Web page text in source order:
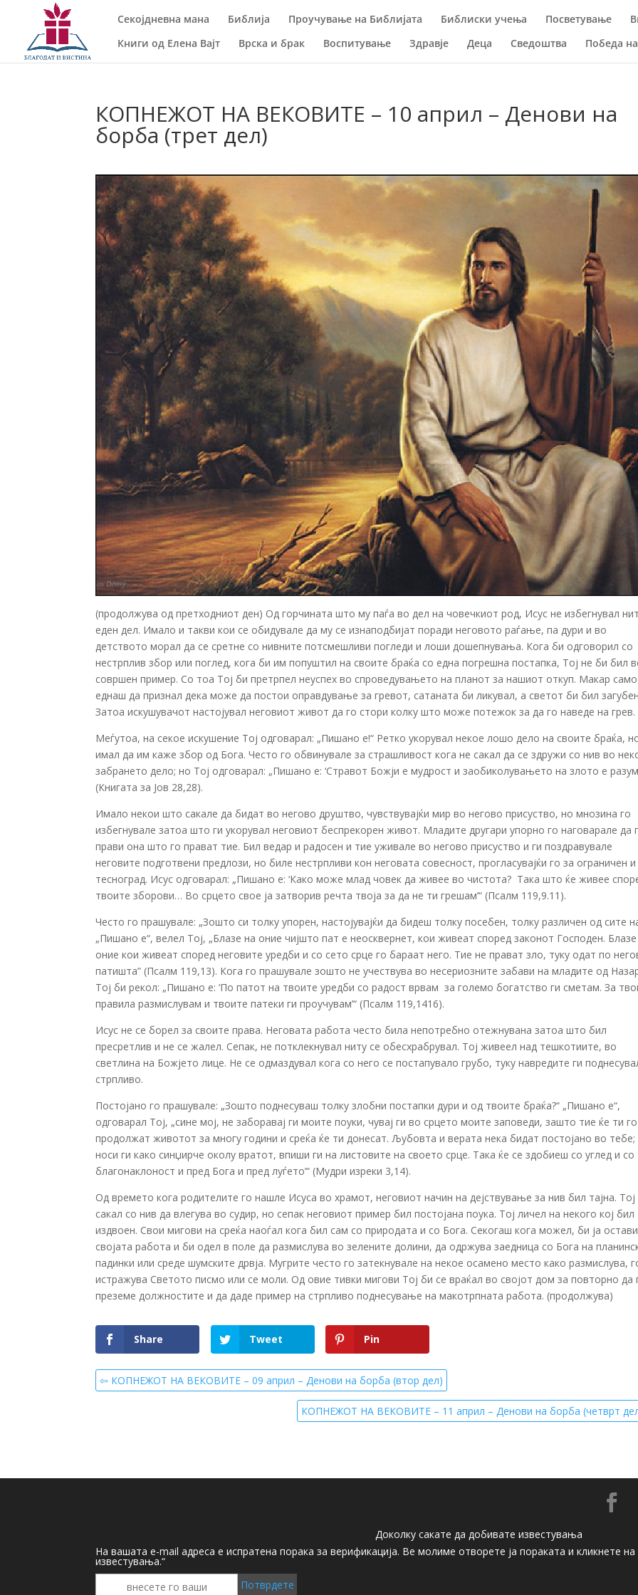
Секојдневна мана Библија Проучување на Библијата Библиски учења Посветување
Книги од Елена Вајт
Врска и брак Воспитување Здравје Деца Сведоштва Победа
КОПНЕЖОТ НА ВЕКОВИТЕ – 10 април – Денови на
борба (трет дел)
(продолжува од претходниот ден) Од горчината што му паѓа во дел на човечкиот род, Исус не избегнувал
еден дел. Имало и такви кои се обидувале да му се изнаподбијат поради неговото раѓање, па дури и во
детството морал да се сретне со нивните потсмешливи погледи и лоши дошепнувања. Кога би одговорил со
нестрплив збор или поглед, кога би им попуштил на своите браќа со една погрешна постапка, Тој не би бил
совршен пример. Со тоа Тој би претрпел неуспех во спроведувањето на планот за нашиот откуп. Макар само
еднаш да признал дека може да постои оправдување за гревот, сатаната би ликувал, а светот би бил
Затоа искушувачот настојувал неговиот живот да го стори колку што може потежок за да го наведе на грев.
Меѓутоа, на секое искушение Тој одговарал: „Пишано е!“ Ретко укорувал некое лошо дело на своите браќа,
имал да им каже збор од Бога. Често го обвинувале за страшливост кога не сакал да се здружи со нив во
забрането дело; но Тој одговарал: „Пишано е: ‘Стравот Божји е мудрост и заобиколувањето на злото е
(Книгата за Јов 28,28).
Имало некои што сакале да бидат во негово друштво, чувствувајќи мир во негово присуство, но мнозина го
избегнувале затоа што ги укорувал неговиот беспрекорен живот. Младите другари упорно го наговарале да
прави она што го прават тие. Бил ведар и радосен и тие уживале во негово присуство и ги поздравувале
неговите подготвени предлози, но биле нестрпливи кон неговата совесност, прогласувајќи го за ограничен и
тесноград. Исус одговарал: „Пишано е: ‘Како може млад човек да живее во чистота? ­ Така што ќе живее
твоите зборови… Во срцето свое ја затворив речта твоја за да не ти грешам’“ (Псалм 119,9.11).
Често го прашувале: „Зошто си толку упорен, настојувајќи да бидеш толку посебен, толку различен од сите
„Пишано е“, велел Тој, „Блазе на оние чијшто пат е неосквернет, кои живеат според законот Господен.
оние кои живеат според неговите уредби и со сето срце го бараат него. Тие не прават зло, туку одат по
патишта” (Псалм 119,1­3). Кога го прашувале зошто не учествува во несериозните забави на младите од
Тој би рекол: „Пишано е: ‘По патот на твоите уредби со радост врвам ­ за големо богатство ги сметам. За
правила размислувам и твоите патеки ги проучувам’“ (Псалм 119,14­16).
Исус не се борел за своите права. Неговата работа често била непотребно отежнувана затоа што бил
пресретлив и не се жалел. Сепак, не потклекнувал ниту се обесхрабрувал. Тој живеел над тешкотиите, во
светлина на Божјето лице. Не се одмаздувал кога со него се постапувало грубо, туку навредите ги
стрпливо.
Постојано го прашувале: „Зошто поднесуваш толку злобни постапки дури и од твоите браќа?“ „Пишано е“,
одговарал Тој, „сине мој, не заборавај ги моите поуки, чувај ги во срцето моите заповеди, зашто тие ќе ти го
продолжат животот за многу години и среќа ќе ти донесат. Љубовта и верата нека бидат постојано во тебе;
носи ги како синџирче околу вратот, впиши ги на листовите на своето срце. Така ќе се здобиеш со углед и со
благонаклоност и пред Бога и пред луѓето’“ (Мудри изреки 3,1­4).
Од времето кога родителите го нашле Исуса во храмот, неговиот начин на дејствување за нив бил тајна. Тој
сакал со нив да влегува во судир, но сепак неговиот пример бил постојана поука. Тој личел на некого кој бил
издвоен. Свои мигови на среќа наоѓал кога бил сам со природата и со Бога. Секогаш кога можел, би ја
својата работа и би одел в поле да размислува во зелените долини, да одржува заедница со Бога на
падинки или среде шумските дрвја. Мугрите често го затекнувале на некое осамено место како размислува,
истражува Светото писмо или се моли. Од овие тивки мигови Тој би се враќал во својот дом за повторно да
преземе должностите и да даде пример на стрпливо поднесување на макотрпната работа. (продолжува)
Share Tweet Pin
⇦ КОПНЕЖОТ НА ВЕКОВИТЕ – 09 април – Денови на борба (втор дел)
КОПНЕЖОТ НА ВЕКОВИТЕ – 11 април – Денови на борба (четврт

Доколку сакате да добивате известувања
На вашата e-mail адреса е испратена порака за верификација. Ве молиме отворете ја пораката и кликнете
известувања.“
Потврдете